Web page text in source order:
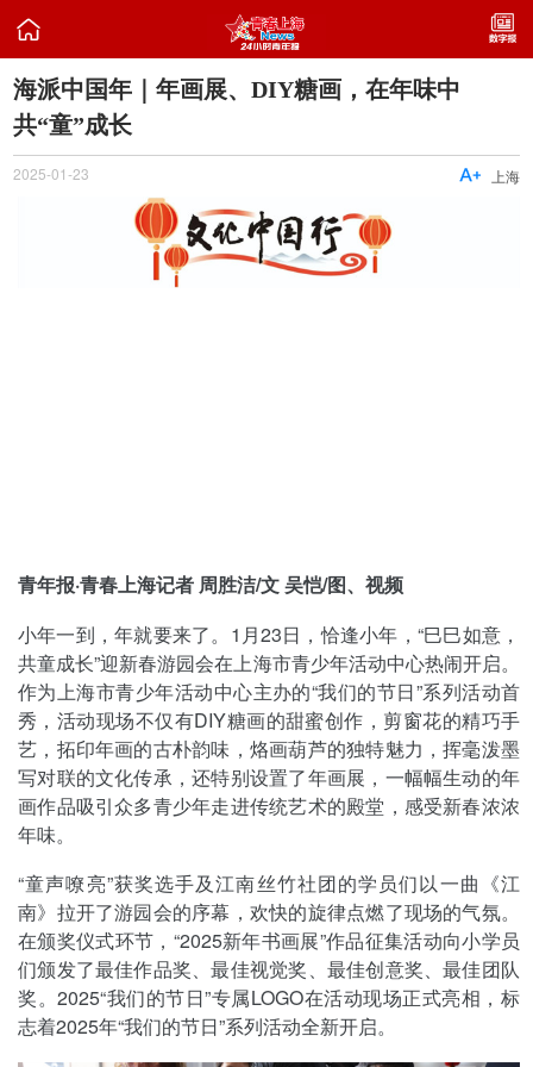

海派中国年｜年画展、DIY糖画，在年味中
共“童”成长
2025-01-23 上海

青年报·青春上海记者 周胜洁/文 吴恺/图、视频
小年一到，年就要来了。1月23日，恰逢小年，“巳巳如意，
共童成长”迎新春游园会在上海市青少年活动中心热闹开启。
作为上海市青少年活动中心主办的“我们的节日”系列活动首
秀，活动现场不仅有DIY糖画的甜蜜创作，剪窗花的精巧手
艺，拓印年画的古朴韵味，烙画葫芦的独特魅力，挥毫泼墨
写对联的文化传承，还特别设置了年画展，一幅幅生动的年
画作品吸引众多青少年走进传统艺术的殿堂，感受新春浓浓
年味。
“童声嘹亮”获奖选手及江南丝竹社团的学员们以一曲《江
南》拉开了游园会的序幕，欢快的旋律点燃了现场的气氛。
在颁奖仪式环节，“2025新年书画展”作品征集活动向小学员
们颁发了最佳作品奖、最佳视觉奖、最佳创意奖、最佳团队
奖。2025“我们的节日”专属LOGO在活动现场正式亮相，标
志着2025年“我们的节日”系列活动全新开启。